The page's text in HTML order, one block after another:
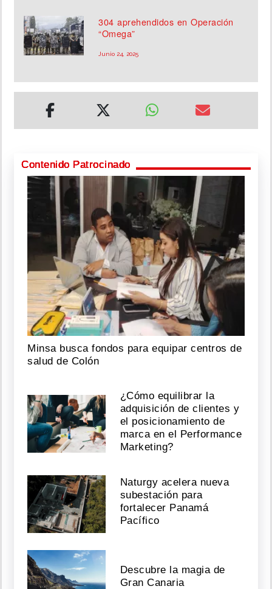
304 aprehendidos en Operación
“Omega”
Junio 24, 2025
Contenido Patrocinado
Minsa busca fondos para equipar centros de
salud de Colón
¿Cómo equilibrar la
adquisición de clientes y
el posicionamiento de
marca en el Performance
Marketing?
Naturgy acelera nueva
subestación para
fortalecer Panamá
Pacífico
Descubre la magia de
Gran Canaria